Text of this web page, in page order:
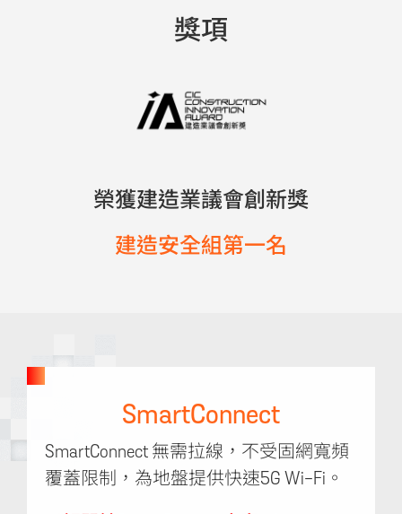
獎項
榮獲建造業議會創新獎
建造安全組第一名
SmartConnect
SmartConnect 無需拉線，不受固網寬頻
覆蓋限制，為地盤提供快速5G Wi-Fi。